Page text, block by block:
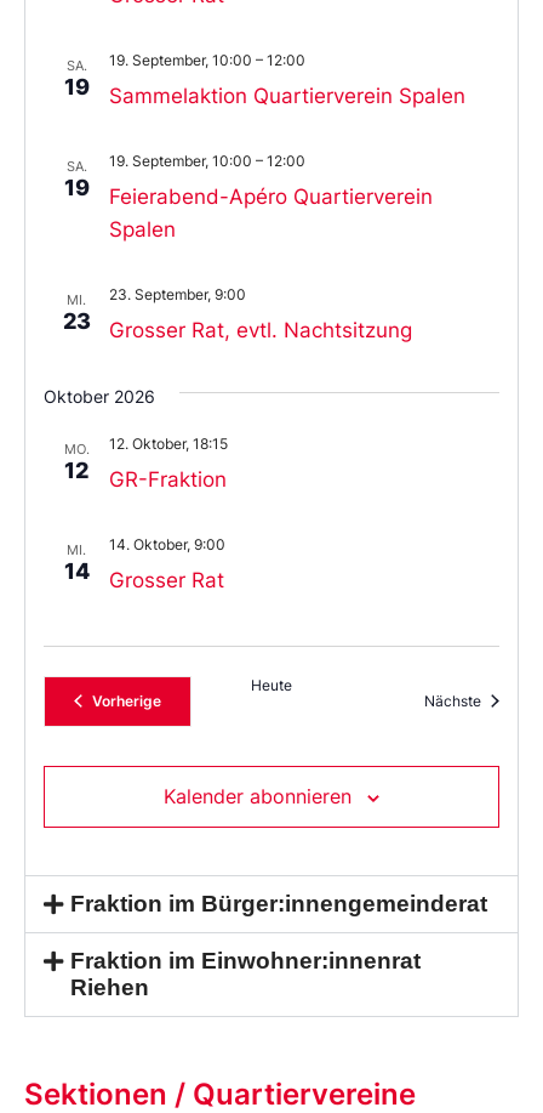
SA.
19 Sammelaktion Quartierverein Spalen
19. September, 10:00 – 12:00
SA.
19
Feierabend-Apéro Quartierverein
Spalen
19. September, 10:00 – 12:00
MI.
23 Grosser Rat, evtl. Nachtsitzung
23. September, 9:00
Oktober 2026
MO.
12 GR-Fraktion
12. Oktober, 18:15
MI.
14 Grosser Rat
14. Oktober, 9:00
VorherigeVeranstaltungen
Heute
Nächste
Kalender abonnieren
Fraktion im Bürger:innengemeinderat
Fraktion im Einwohner:innenrat
Riehen
Sektionen / Quartiervereine